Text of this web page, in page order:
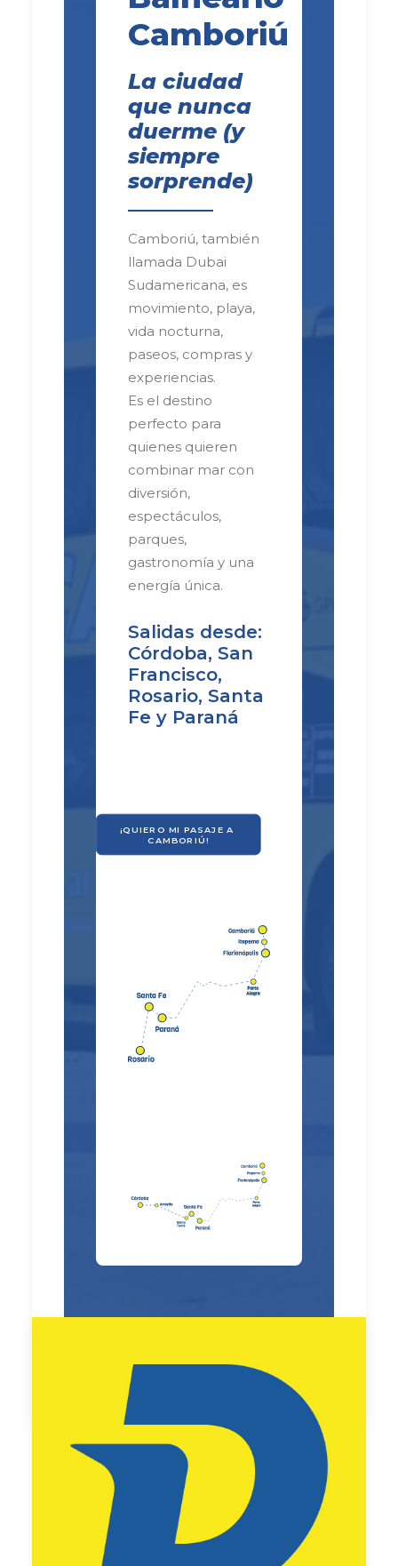
Camboriú
La ciudad
que nunca
duerme (y
siempre
sorprende)
Camboriú, también
llamada Dubai
Sudamericana, es
movimiento, playa,
vida nocturna,
paseos, compras y
experiencias.
Es el destino
perfecto para
quienes quieren
combinar mar con
diversión,
espectáculos,
parques,
gastronomía y una
energía única.
Salidas desde:
Córdoba, San
Francisco,
Rosario, Santa
Fe y Paraná
¡QUIERO MI PASAJE A
CAMBORIÚ!
by Carla Viviani